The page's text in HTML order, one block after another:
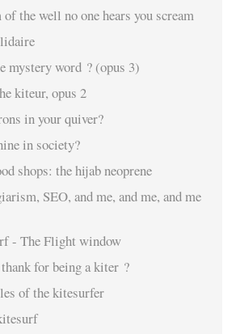
the well no one hears you scream
mystery word ? (opus 3)
kiteur, opus 2
in your quiver?
in society?
shops: the hijab neoprene
SEO, and me, and me, and me
- The Flight window
for being a kiter ?
of the kitesurfer